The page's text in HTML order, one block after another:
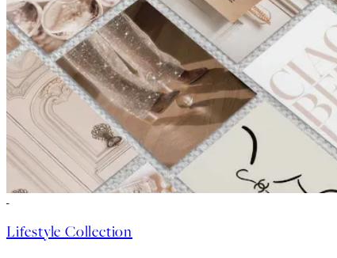
Lifestyle Collection